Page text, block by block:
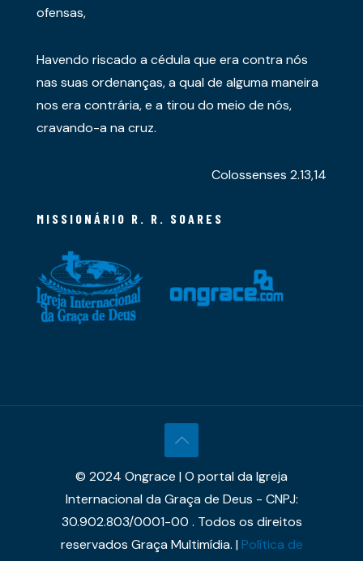
ofensas,
Havendo riscado a cédula que era contra nós
nas suas ordenanças, a qual de alguma maneira
nos era contrária, e a tirou do meio de nós,
cravando-a na cruz.
Colossenses 2.13,14
MISSIONÁRIO R. R. SOARES
© 2024 Ongrace | O portal da Igreja
Internacional da Graça de Deus - CNPJ:
30.902.803/0001-00 . Todos os direitos
reservados Graça Multimídia. |Política de